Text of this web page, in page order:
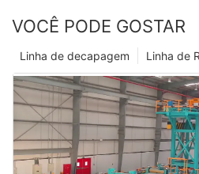
VOCÊ PODE GOSTAR
Linha de
Linha de decapagem